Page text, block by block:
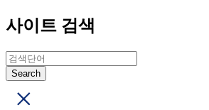
사이트 검색